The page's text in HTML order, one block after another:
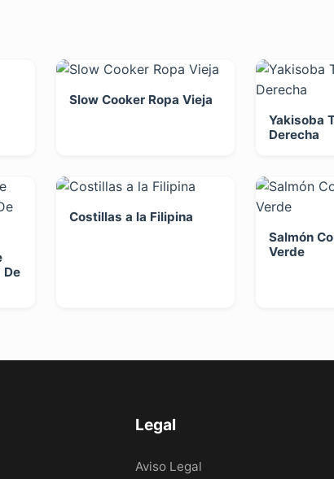
Slow Cooker Ropa Vieja
Yakisoba
Derecha
De
Costillas a la Filipina
Salmón
Verde
Legal
Aviso Legal